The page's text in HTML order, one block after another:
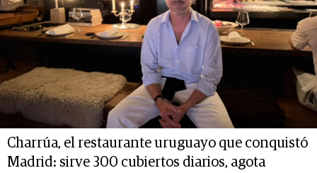
Charrúa, el restaurante uruguayo que conquistó
Madrid: sirve 300 cubiertos diarios, agota